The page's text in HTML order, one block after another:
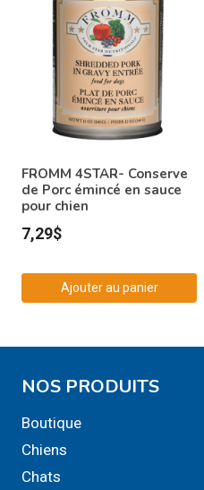
FROMM 4STAR- Conserve
de Porc émincé en sauce
pour chien
7,29$
Ajouter au panier
NOS PRODUITS
Boutique
Chiens
Chats